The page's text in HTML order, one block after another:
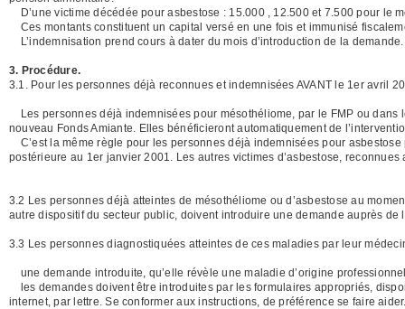
D’une victime décédée pour asbestose : 15.000 , 12.500 et 7.500 pour le
Ces montants constituent un capital versé en une fois et immunisé
L’indemnisation prend cours à dater du mois d’introduction de la demande.
3. Procédure.
3.1. Pour les personnes déjà reconnues et indemnisées AVANT le 1er avril
Les personnes déjà indemnisées pour mésothéliome, par le FMP ou
nouveau Fonds Amiante. Elles bénéficieront automatiquement de
C’est la même règle pour les personnes déjà indemnisées pour
postérieure au 1er janvier 2001. Les autres victimes d’asbestose,
3.2 Les personnes déjà atteintes de mésothéliome ou d’asbestose au
autre dispositif du secteur public, doivent introduire une demande auprès de
3.3 Les personnes diagnostiquées atteintes de ces maladies par leur
une demande introduite, qu’elle révèle une maladie d’origine
les demandes doivent être introduites par les formulaires appropriés,
internet, par lettre. Se conformer aux instructions, de préférence se faire